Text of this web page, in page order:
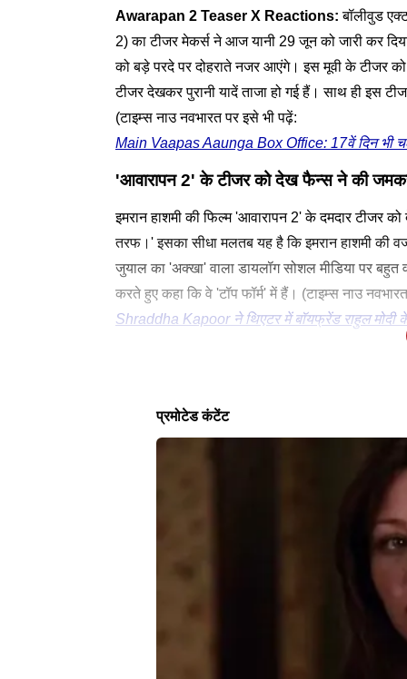
Awarapan 2 Teaser X Reactions: बॉलीवुड
2) का टीजर मेकर्स ने आज यानी 29 जून को जारी कर
को बड़े परदे पर दोहराते नजर आएंगे। इस मूवी के टीजर
टीजर देखकर पुरानी यादें ताजा हो गई हैं। साथ ही इस
(टाइम्स नाउ नवभारत पर इसे भी पढ़ें:
Main Vaapas Aaunga Box Office: 17वें दिन भी
'आवारापन 2' के टीजर को देख फैन्स ने की
इमरान हाशमी की फिल्म 'आवारापन 2' के दमदार टीजर
तरफ।' इसका सीधा मलतब यह है कि इमरान हाशमी की
जुयाल का 'अक्खा' वाला डायलॉग सोशल मीडिया पर बहुत
करते हुए कहा कि वे 'टॉप फॉर्म' में हैं। (टाइम्स नाउ
Shraddha Kapoor ने थिएटर में बॉयफ्रेंड राहुल
भूमिकाओं में दिखाई देंगे। फिल्म में इमरान हाशमी के
के लिए फैन्स बेहद उत्साहित हैं। इमरान हाशमी और
लेटेस्ट न्यूज
SPORTS
हॉकी विश्व
करेंगे संयोग